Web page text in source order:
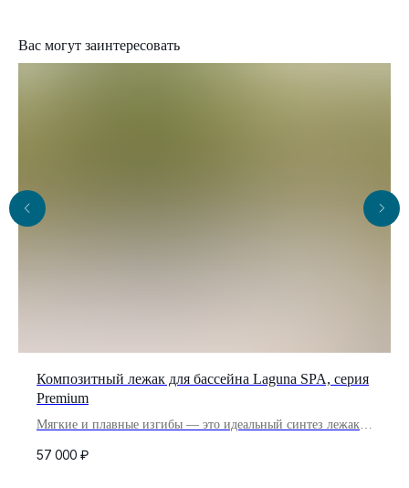
Вас могут заинтересовать
Композитный лежак для бассейна Laguna SPA, серия
Premium
Мягкие и плавные изгибы — это идеальный синтез лежака,
57 000 ₽